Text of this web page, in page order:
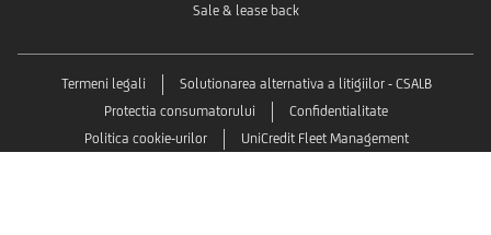
Sale & lease back
Termeni legali
Solutionarea alternativa a litigiilor - CSALB
Protectia consumatorului
Confidentialitate
Politica cookie-urilor
UniCredit Fleet Management